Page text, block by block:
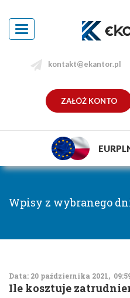
Toggle
navigation
kontakt@ekantor.pl
ZAŁÓŻ KONTO
Wpisy z wybranego
Data: 20 października 2021,
Ile kosztuje